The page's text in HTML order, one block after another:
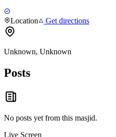
Location Get directions
Unknown, Unknown
Posts
No posts yet from this masjid.
Live Screen